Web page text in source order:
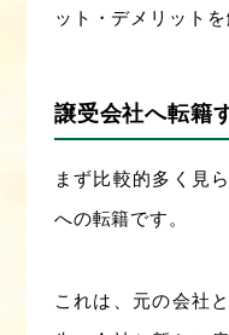
ット・デメリット
譲受会社へ転籍
まず比較的多く見
への転籍です。
これは、元の会社